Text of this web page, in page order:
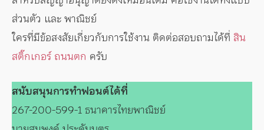
ส่วนตัว และ พาณิชย์
ใครที่มีข้อสงสัยเกี่ยวกับการใช้งาน ติดต่อสอบถามได้ที่ สิน
สติ๊กเกอร์ ถนนตก ครับ
สนับสนุนการทำฟอนต์ได้ที่
267-200-599-1 ธนาคารไทยพาณิชย์